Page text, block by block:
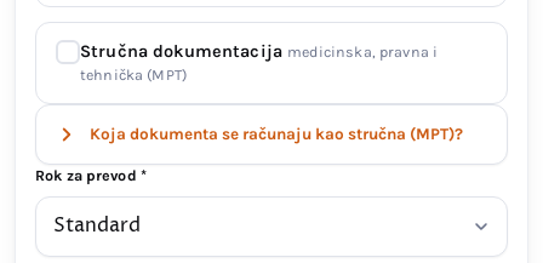
Stručna dokumentacija medicinska, pravna i
tehnička (MPT)
Koja dokumenta se računaju kao stručna (MPT)?
Rok za prevod *